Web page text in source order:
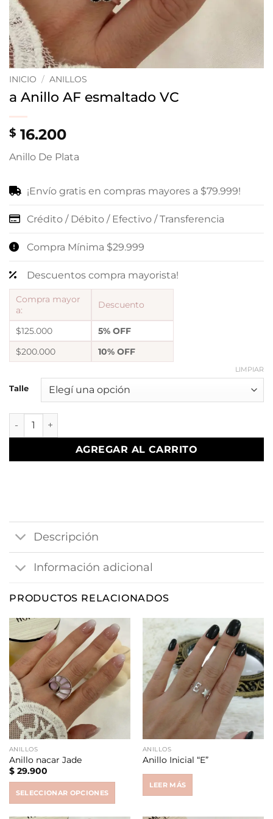
INICIO / ANILLOS
a Anillo AF esmaltado VC
$ 16.200
Anillo De Plata
¡Envío gratis en compras mayores a $79.999!
Crédito / Débito / Efectivo / Transferencia
Compra Mínima $29.999
Descuentos compra mayorista!
Compra mayor
a:
Descuento
$125.000
5% OFF
$200.000
10% OFF
Talle
LIMPIAR
a Anillo AF esmaltado VC cantidad
AGREGAR AL CARRITO
Descripción
Información adicional
PRODUCTOS RELACIONADOS
ANILLOS
Anillo nacar Jade
$29.900
SELECCIONAR OPCIONES
ANILLOS
Anillo Inicial “E”
LEER MÁS